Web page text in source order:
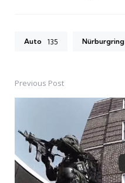
Auto 135 Nürburgring
PostPrevious Post